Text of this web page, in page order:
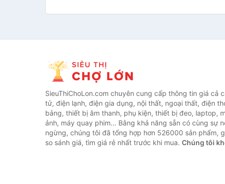
SieuThiChoLon.com chuyên cung cấp thông tin giá cả
tử, điện lạnh, điện gia dụng, nội thất, ngoại thất, điện
bảng, thiết bị âm thanh, phụ kiện, thiết bị đeo, laptop,
ảnh, máy quay phim... Bằng khả năng sẵn có cùng sự
ngừng, chúng tôi đã tổng hợp hơn 526000 sản phẩm,
so sánh giá, tìm giá rẻ nhất trước khi mua. Chúng tôi